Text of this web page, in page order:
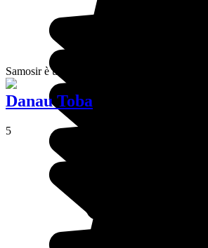
Samosir è una penisola di 630 km2 sul lago
Danau Toba
5